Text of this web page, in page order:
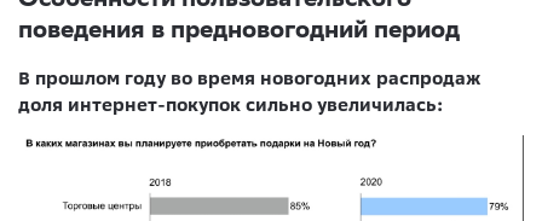
поведения в предновогодний период
В прошлом году во время новогодних распродаж
доля интернет-покупок сильно увеличилась: